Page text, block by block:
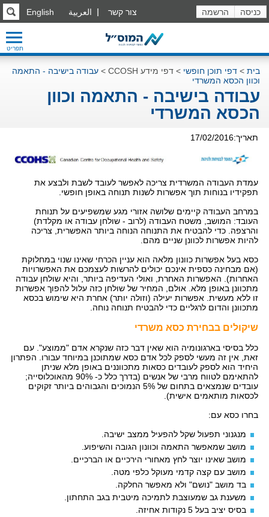
כניסה הרשמה English العربية צור קשר
תפריט
בית > דפי תוכן חופשי > דפי מידע CCOSH > עבודה בישיבה - התאמה
וכוון הכסא המשרדי
עבודה בישיבה - התאמה וכוון
הכסא המשרדי
תאריך:17/02/2016
עמדת העבודה המשרדית צריכה לאפשר לעובד לשבת ולבצע את
תפקידיו בנוחות תוך אפשרות לשנות תנוחה באופן חופשי.
במרחב העבודה קיימים שלושה אזורי מגע שמשפיעים על תנוחת
העובד: המושב, משטח העבודה (לרוב - שולחן עבודה או מקלדת)
והרצפה. כדי להבטיח את התנוחה הנוחה ביותר האפשרית, צריכה
להיות אפשרות לכוונן שניים מהם.
כסא בעל אפשרות כוונון מלאה הוא עניין הכרחי שאינו שנוי במחלוקת
(אם מבחינה כספית אינכם יכולים להרשות לעצמכם את האפשרויות
האחרות). האפשרות האחרת, ואולי העדיפה ביותר, והיא שולחן עבודה
מתכוונן באופן מלא. אולם, המחיר של שולחן כזה עלול להפוך אפשרות
זו ללא מעשית. אפשרות יעילה (וזולה יותר) אחרת היא שימוש בכסא
מתכוונן והדום לרגליים כדי להבטיח תנוחה נוחה.
שיקולים בבחירת כסא משרדי
כלל בסיסי בארגונומיה הוא שאין דבר כזה שנקרא אדם "ממוצע". עם
זאת, אין זה מעשי לספק לכל אדם כסא שמתוכנן במיוחד עבורו. הפתרון
היחיד הוא לספק לעובדים כסאות מתכווננים באופן מלא שניתן
להתאימם לטווח מרבי של אנשים (בדרך כלל כ- 90% מהאוכלוסייה;
עובדים שנמצאים בתחום של 5% הנמוכים והגבוהים ביותר זקוקים
לכסאות מותאמים אישית).
בחרו כסא עם:
מנגנוני תפעול שקל להפעיל ממצב ישיבה.
מושב שמאפשר התאמה וכוונון הגובה והשיפוע.
מושב שאינו יוצר לחץ מאחורי הירכיים או הברכיים.
מושב עם קצה קדמי מעוקל כלפי מטה.
בד מושב "נושם" ולא מאפשר החלקה.
משענת גב שמעוצבת לתמיכה מיטבית בגב התחתון.
בסיס יציב בעל 5 נקודות אחיזה.